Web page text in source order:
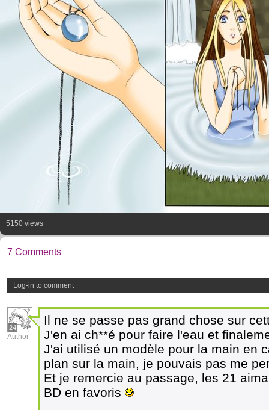
5150 views
7 Comments
Log-in to comment
24
Author
Il ne se passe pas grand chose sur
J'en ai ch**é pour faire l'eau et
J'ai utilisé un modèle pour la main en
plan sur la main, je pouvais pas me
Et je remercie au passage, les 21
BD en favoris